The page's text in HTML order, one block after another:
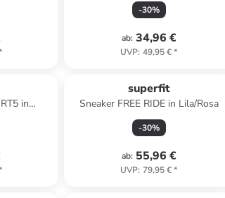
-30%
ab: 34,96 €
UVP: 49,95 €*
in
superfit
Sneaker FREE RIDE in Lila/Rosa
-30%
ab: 55,96 €
UVP: 79,95 €*